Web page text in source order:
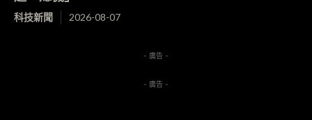
科技新聞 2026-08-07
- 廣告 -
- 廣告 -